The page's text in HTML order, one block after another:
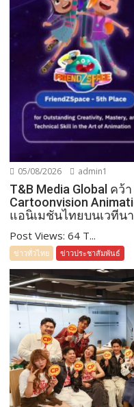
05/08/2026 admin1
T&B Media Global คว้
Cartoonvision
แอนิเมชันไทยบนเวทีน
Post Views: 64 T...
ข่าวทั่วไทย ข่าวประชาสัมพันธ์